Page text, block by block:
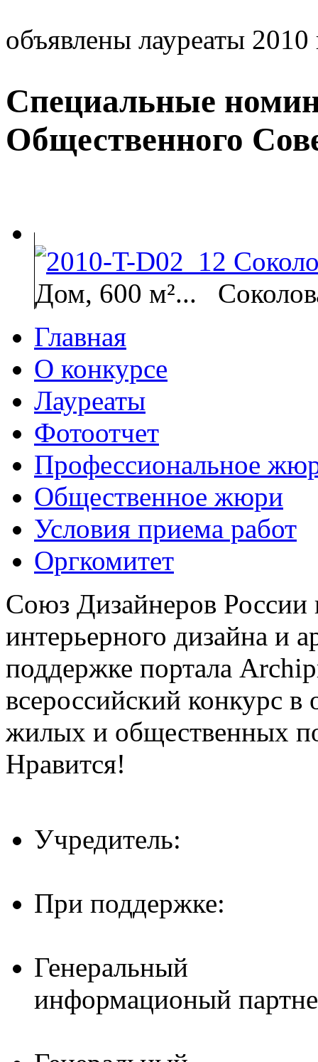
объявлены лауреаты 2010
Специальные
Общественного
Дом, 600 м²...
Главная
О конкурсе
Лауреаты
Фотоотчет
Профессиональное
Общественное жюри
Условия приема работ
Оргкомитет
Союз Дизайнеров России
интерьерного дизайна и
поддержке портала
всероссийский конкурс в
жилых и общественных
Нравится!
Учредитель:
При поддержке:
Генеральный
информационый